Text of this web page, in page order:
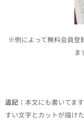
※例によって無料会員登
ま
追記： 本文にも書いてま
すい文字とカットが描け